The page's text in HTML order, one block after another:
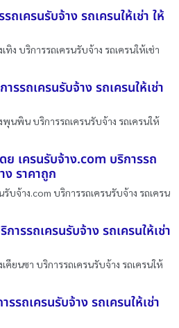
ถเครนรับจ้าง รถเครนให้เช่า ให้
ทิง บริการรถเครนรับจ้าง รถเครนให้เช่า
รรถเครนรับจ้าง รถเครนให้เช่า
พุนพิน บริการรถเครนรับจ้าง รถเครนให้
ย เครนรับจ้าง.com บริการรถ
ง ราคาถูก
รับจ้าง.com บริการรถเครนรับจ้าง รถเครน
ารรถเครนรับจ้าง รถเครนให้เช่า
คียนซา บริการรถเครนรับจ้าง รถเครนให้
รถเครนรับจ้าง รถเครนให้เช่า